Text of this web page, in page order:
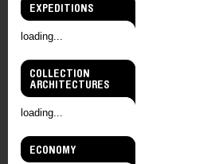
EXPEDITIONS
loading...
COLLECTION
ARCHITECTURES
loading...
ECONOMY